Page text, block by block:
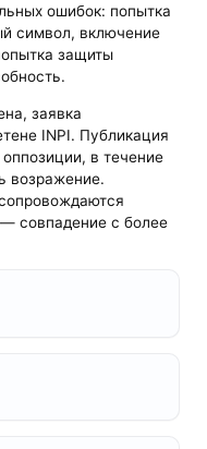
ошибок: попытка
символ, включение
защиты
заявка
INPI. Публикация
в течение
возражение.
совпадение с более